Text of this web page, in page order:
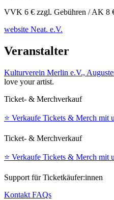
VVK 6 € zzgl. Gebühren / AK 8
website Neat. e.V.
Veranstalter
Kulturverein Merlin e.V.,
love your artist.
Ticket- & Merchverkauf
⭐️ Verkaufe Tickets & Merch mit
Ticket- & Merchverkauf
⭐️ Verkaufe Tickets & Merch mit
Support für Ticketkäufer:innen
Kontakt FAQs